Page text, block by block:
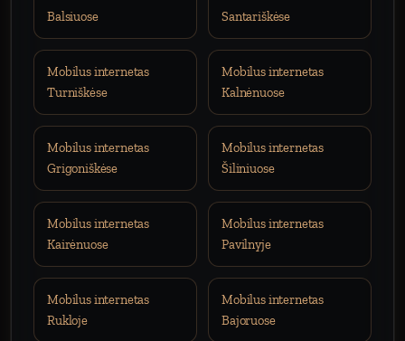
Balsiuose
Santariškėse
Mobilus internetas
Turniškėse
Mobilus internetas
Kalnėnuose
Mobilus internetas
Grigoniškėse
Mobilus internetas
Šiliniuose
Mobilus internetas
Kairėnuose
Mobilus internetas
Pavilnyje
Mobilus internetas
Rukloje
Mobilus internetas
Bajoruose